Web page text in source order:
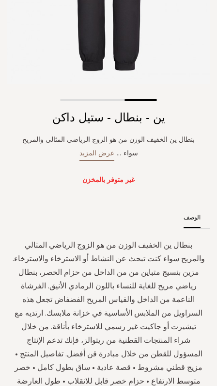
ين - بنطال - ستيل داكن
بنطال ين الخفيف الوزن من هو الزوج الرياضي المثالي والمريح
سواء ... عرض المزيد
غير متوفر بالمخزن
الوصف
بنطال ين الخفيف الوزن من هو الزوج الرياضي المثالي
والمريح سواء كنت تبحث عن النشاط أو الاسترخاء والاسترخاء.
مزين بنسيج متباين من من الداخل من حزام الخصر، بنطال
رياضي مريح للغاية للنساء باللون الرمادي الأنيق. الفرشاة
الناعمة من الداخل والقياس المريح الفضفاض تجعل هذه
السراويل من الملابس الأساسية في خزانة ملابسك. ارتديه مع
تيشيرت أو جاكيت غير رسمي للاسترخاء بأناقة. من خلال
شراء المنتجات القطنية من ريتوالز، فإنك تدعم الإنتاج
المسؤول للقطن من خلال مبادرة قن أفضل. تفاصيل المنتج •
مزيج قطني مشروط • قصة عادية • ساق بطول كامل • خصر
متوسط الارتفاع • حزام خصر قابل للانقلاب • طول العارضة